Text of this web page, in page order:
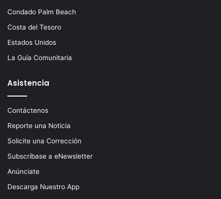
Condado Palm Beach
Costa del Tesoro
Estados Unidos
La Guía Comunitaria
Asistencia
Contáctenos
Reporte una Noticia
Solicite una Corrección
Subscríbase a eNewsletter
Anúnciate
Descarga Nuestro App